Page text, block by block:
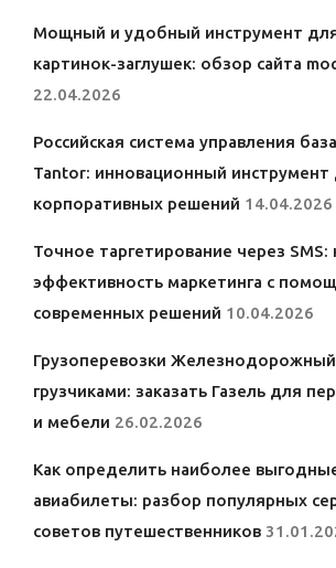
Мощный и удобный инструмент
картинок-заглушек: обзор сайта
22.04.2026
Российская система управления
Tantor: инновационный инструмент
корпоративных решений 14.04.2026
Точное таргетирование через SMS:
эффективность маркетинга с
современных решений 10.04.2026
Грузоперевозки
грузчиками: заказать Газель для
и мебели 26.02.2026
Как определить наиболее
авиабилеты: разбор популярных
советов путешественников